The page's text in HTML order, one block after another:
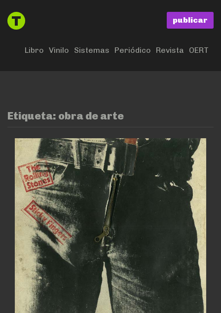
publicar
Libro Vinilo Sistemas Periódico Revista OERT
Etiqueta: obra de arte